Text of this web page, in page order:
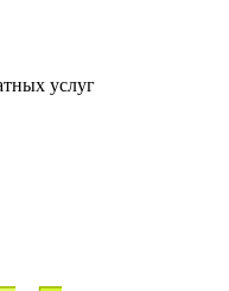
услуг